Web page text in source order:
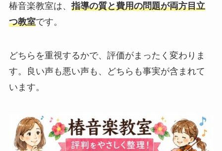
椿音楽教室は、 指導の質と費用の問題が両方目立
つ教室です。
どちらを重視するかで、評価がまったく変わりま
す。良い声も悪い声も、どちらも事実が含まれて
います。